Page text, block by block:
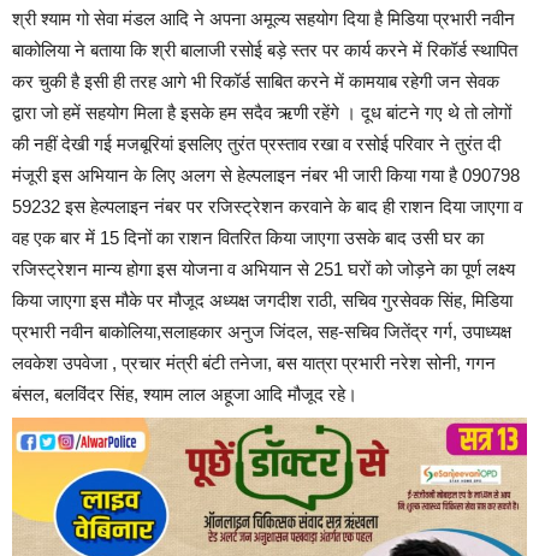
श्री श्याम गो सेवा मंडल आदि ने अपना अमूल्य सहयोग दिया है मिडिया प्रभारी नवीन
बाकोलिया ने बताया कि श्री बालाजी रसोई बड़े स्तर पर कार्य करने में रिकॉर्ड स्थापित
कर चुकी है इसी ही तरह आगे भी रिकॉर्ड साबित करने में कामयाब रहेगी जन सेवक
द्वारा जो हमें सहयोग मिला है इसके हम सदैव ऋणी रहेंगे । दूध बांटने गए थे तो लोगों
की नहीं देखी गई मजबूरियां इसलिए तुरंत प्रस्ताव रखा व रसोई परिवार ने तुरंत दी
मंजूरी इस अभियान के लिए अलग से हेल्पलाइन नंबर भी जारी किया गया है 090798
59232 इस हेल्पलाइन नंबर पर रजिस्ट्रेशन करवाने के बाद ही राशन दिया जाएगा व
वह एक बार में 15 दिनों का राशन वितरित किया जाएगा उसके बाद उसी घर का
रजिस्ट्रेशन मान्य होगा इस योजना व अभियान से 251 घरों को जोड़ने का पूर्ण लक्ष्य
किया जाएगा इस मौके पर मौजूद अध्यक्ष जगदीश राठी, सचिव गुरसेवक सिंह, मिडिया
प्रभारी नवीन बाकोलिया,सलाहकार अनुज जिंदल, सह-सचिव जितेंद्र गर्ग, उपाध्यक्ष
लवकेश उपवेजा , प्रचार मंत्री बंटी तनेजा, बस यात्रा प्रभारी नरेश सोनी, गगन
बंसल, बलविंदर सिंह, श्याम लाल अहूजा आदि मौजूद रहे।